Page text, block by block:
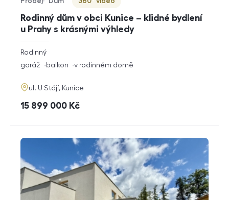
Rodinný dům v obci Kunice – klidné bydlení
u Prahy s krásnými výhledy
Typ nabídky
Typ nemovitosti
Virtuální prohlídka
rozměry
dispozice
Rodinný
funkce
garáž balkon v rodinném domě
adresa
ul. U Stájí, Kunice
cena
15 899 000 Kč